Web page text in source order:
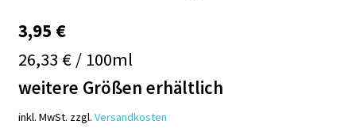
3,95 €
26,33 € / 100ml
weitere Größen erhältlich
inkl. MwSt. zzgl. Versandkosten